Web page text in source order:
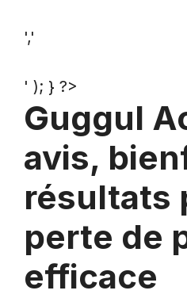
','
' ); } ?>
Guggul
avis,
résultats
perte de
efficace